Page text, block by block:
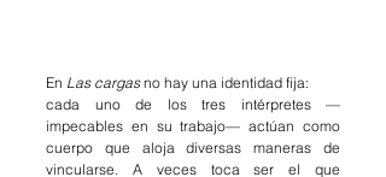
En Las cargas no hay una identidad fija:
cada uno de los tres intérpretes —
impecables en su trabajo— actúan como
cuerpo que aloja diversas maneras de
vincularse. A veces toca ser el que